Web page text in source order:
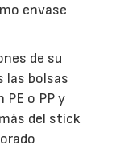
envase
de su
las bolsas
PE o PP y
del stick